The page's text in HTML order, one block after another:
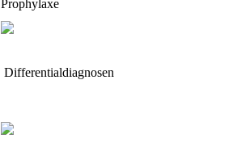
Prophylaxe
Differentialdiagnosen